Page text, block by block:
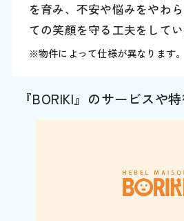
を育み、不安や悩みをやわ
ての笑顔を守る工夫をしてい
※物件によって仕様が異なります。
『BORIKI』のサービスや